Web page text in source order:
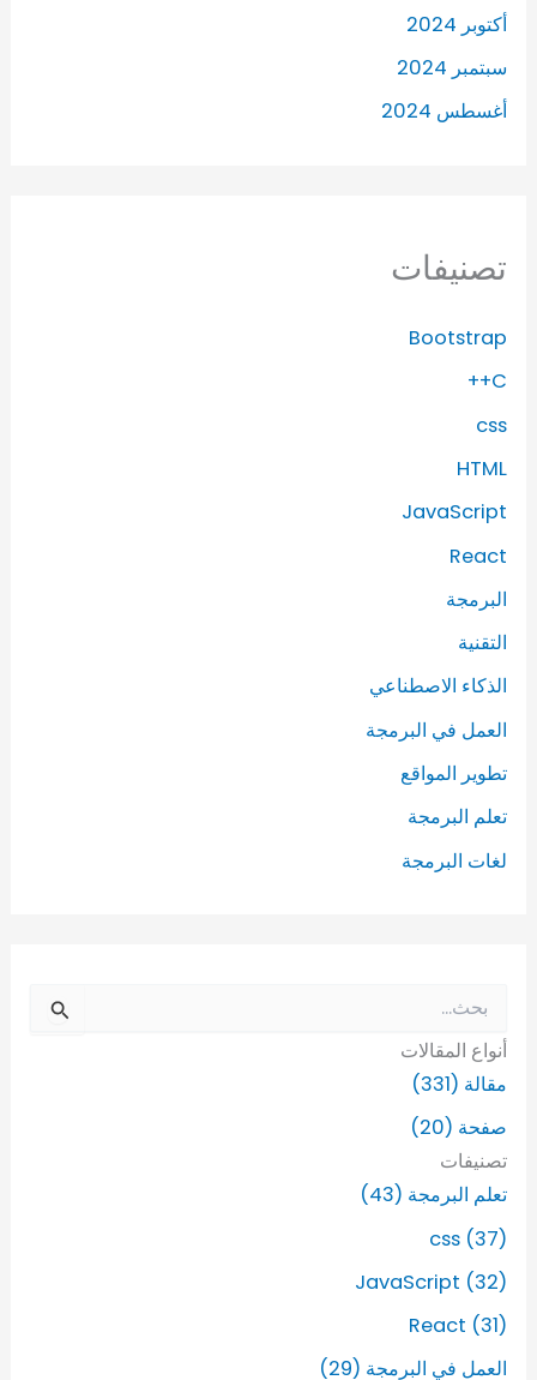
أكتوبر 2024
سبتمبر 2024
أغسطس 2024
تصنيفات
Bootstrap
C++
css
HTML
JavaScript
React
البرمجة
التقنية
الذكاء الاصطناعي
العمل في البرمجة
تطوير المواقع
تعلم البرمجة
لغات البرمجة
ب
ح
ع
:
أنواع المقالات
مقالة (331)
صفحة (20)
تصنيفات
تعلم البرمجة (43)
css (37)
JavaScript (32)
React (31)
العمل في البرمجة (29)